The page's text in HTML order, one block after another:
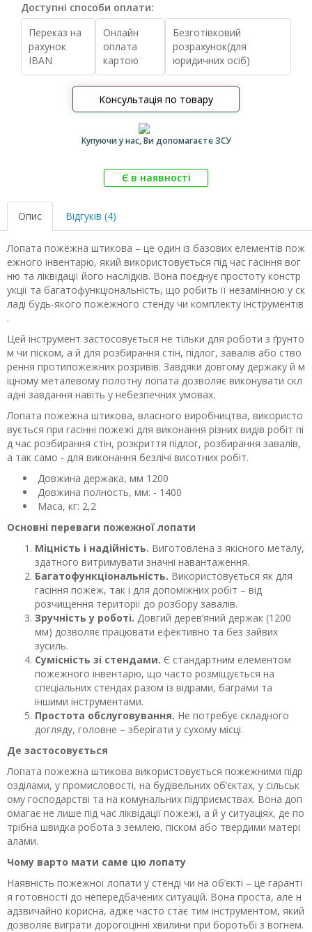
Доступні способи оплати:
Переказ на
рахунок
IBAN
Онлайн
оплата
картою
Безготівковий
розрахунок(для
юридичних осіб)
Консультація по товару
Купуючи у нас, Ви допомагаєте ЗСУ
Є в наявності
Опис Відгуків (4)
Лопата пожежна штикова – це один із базових елементів пож
ежного інвентарю, який використовується під час гасіння вог
ню та ліквідації його наслідків. Вона поєднує простоту констр
укції та багатофункціональність, що робить її незамінною у ск
ладі будь-якого пожежного стенду чи комплекту інструментів
.
Цей інструмент застосовується не тільки для роботи з ґрунто
м чи піском, а й для розбирання стін, підлог, завалів або ство
рення протипожежних розривів. Завдяки довгому держаку й м
іцному металевому полотну лопата дозволяє виконувати скл
адні завдання навіть у небезпечних умовах.
Лопата пожежна штикова, власного виробництва, використо
вується при гасінні пожежі для виконання різних видів робіт пі
д час розбирання стін, розкриття підлог, розбирання завалів,
а так само - для виконання безлічі висотних робіт.
Довжина держака, мм 1200
Довжина полность, мм: - 1400
Маса, кг: 2,2
Основні переваги пожежної лопати
Міцність і надійність. Виготовлена з якісного металу,
здатного витримувати значні навантаження.
Багатофункціональність. Використовується як для
гасіння пожеж, так і для допоміжних робіт – від
розчищення території до розбору завалів.
Зручність у роботі. Довгий дерев’яний держак (1200
мм) дозволяє працювати ефективно та без зайвих
зусиль.
Сумісність зі стендами. Є стандартним елементом
пожежного інвентарю, що часто розміщується на
спеціальних стендах разом із відрами, баграми та
іншими інструментами.
Простота обслуговування. Не потребує складного
догляду, головне – зберігати у сухому місці.
Де застосовується
Лопата пожежна штикова використовується пожежними підр
озділами, у промисловості, на будівельних об’єктах, у сільськ
ому господарстві та на комунальних підприємствах. Вона доп
омагає не лише під час ліквідації пожежі, а й у ситуаціях, де по
трібна швидка робота з землею, піском або твердими матері
алами.
Чому варто мати саме цю лопату
Наявність пожежної лопати у стенді чи на об’єкті – це гаранті
я готовності до непередбачених ситуацій. Вона проста, але н
адзвичайно корисна, адже часто стає тим інструментом, який
дозволяє виграти дорогоцінні хвилини при боротьбі з вогнем.